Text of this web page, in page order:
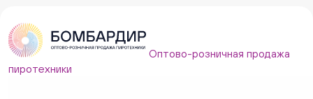
Оптово-розничная продажа
пиротехники